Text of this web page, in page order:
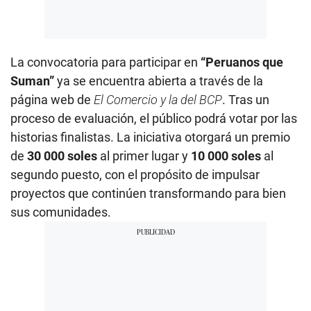
La convocatoria para participar en “Peruanos que
Suman”ya se encuentra abierta a través de la
página web de El Comercio y la del BCP. Tras un
proceso de evaluación, el público podrá votar por las
historias finalistas. La iniciativa otorgará un premio
de 30 000 soles al primer lugar y 10 000 soles al
segundo puesto, con el propósito de impulsar
proyectos que continúen transformando para bien
sus comunidades.